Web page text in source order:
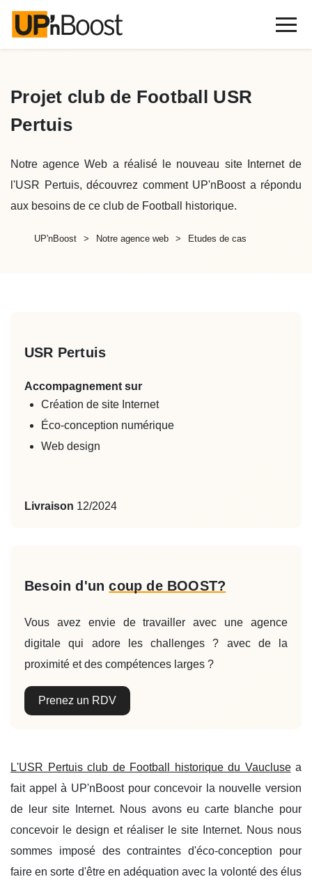
Projet club de Football USR
Pertuis
Notre agence Web a réalisé le nouveau site Internet de
l'USR Pertuis, découvrez comment UP'nBoost a répondu
aux besoins de ce club de Football historique.
UP'nBoost Notre agence web Etudes de cas
USR Pertuis
Accompagnement sur
Création de site Internet
Éco-conception numérique
Web design
Livraison 12/2024
Besoin d'uncoup de BOOST?
Vous avez envie de travailler avec une agence
digitale qui adore les challenges ? avec de la
proximité et des compétences larges ?
Prenez un RDV
L'USR Pertuis club de Football historique du Vauclusea
fait appel à UP'nBoost pour concevoir la nouvelle version
de leur site Internet. Nous avons eu carte blanche pour
concevoir le design et réaliser le site Internet. Nous nous
sommes imposé des contraintes d'éco-conception pour
faire en sorte d'être en adéquation avec la volonté des élus